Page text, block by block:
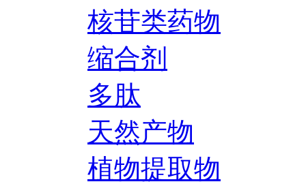
核苷类药物
缩合剂
多肽
天然产物
植物提取物